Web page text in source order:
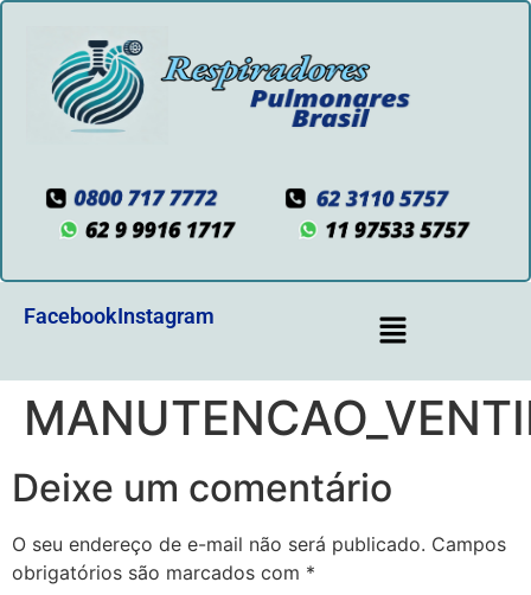
FacebookInstagram
Deixe um comentário
O seu endereço de e-mail não será publicado. Campos
obrigatórios são marcados com *